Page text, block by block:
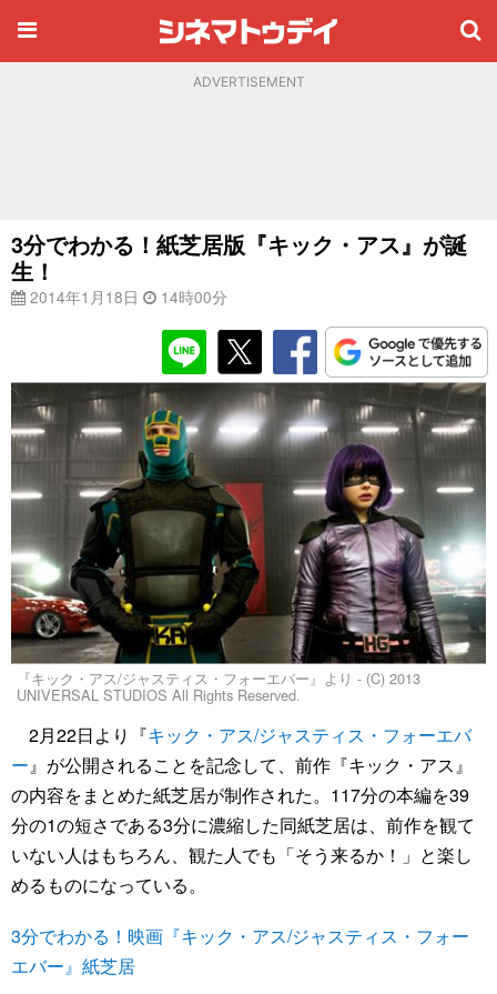
ADVERTISEMENT
3分でわかる！紙芝居版『キック・アス』が誕
生！
2014年1月18日 14時00分
『キック・アス/ジャスティス・フォーエバー』より - (C) 2013
UNIVERSAL STUDIOS All Rights Reserved.
2月22日より『キック・アス/ジャスティス・フォーエバ
ー』が公開されることを記念して、前作『キック・アス』
の内容をまとめた紙芝居が制作された。117分の本編を39
分の1の短さである3分に濃縮した同紙芝居は、前作を観て
いない人はもちろん、観た人でも「そう来るか！」と楽し
めるものになっている。
3分でわかる！映画『キック・アス/ジャスティス・フォー
エバー』紙芝居